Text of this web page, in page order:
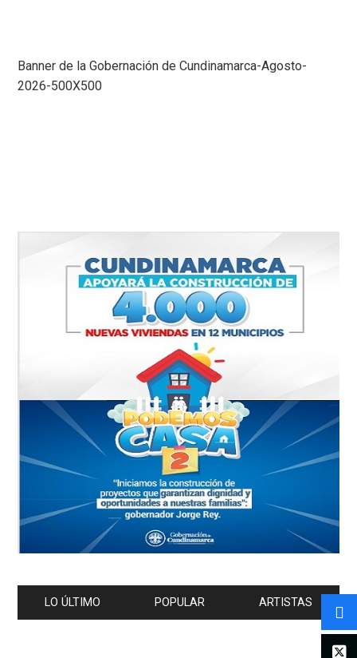
Banner de la Gobernación de Cundinamarca-Agosto-
2026-500X500
LO ÚLTIMO POPULAR ARTISTAS